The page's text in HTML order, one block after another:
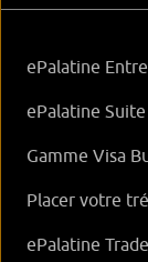
ePalatine
ePalatine Suite
Gamme Visa
Placer votre
ePalatine Trade